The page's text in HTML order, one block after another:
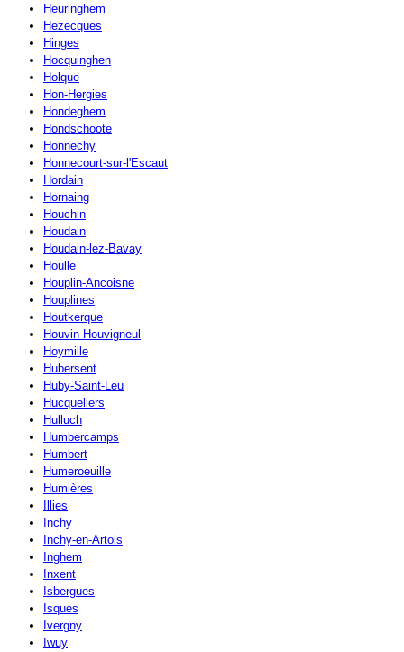
Heuringhem
Hezecques
Hinges
Hocquinghen
Holque
Hon-Hergies
Hondeghem
Hondschoote
Honnechy
Honnecourt-sur-l'Escaut
Hordain
Hornaing
Houchin
Houdain
Houdain-lez-Bavay
Houlle
Houplin-Ancoisne
Houplines
Houtkerque
Houvin-Houvigneul
Hoymille
Hubersent
Huby-Saint-Leu
Hucqueliers
Hulluch
Humbercamps
Humbert
Humeroeuille
Humières
Illies
Inchy
Inchy-en-Artois
Inghem
Inxent
Isbergues
Isques
Ivergny
Iwuy